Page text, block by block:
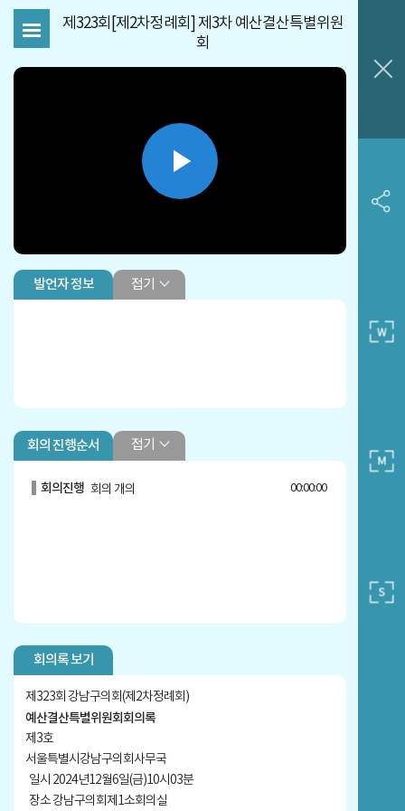
제323회[제2차정례회] 제3차 예산결산특별위원
회
Play
Video
발언자 정보 접기
회의 진행순서 접기
회의진행 회의 개의 00:00:00
회의록 보기
제323회 강남구의회(제2차정례회)
예산결산특별위원회회의록
제3호
서울특별시강남구의회사무국
일시 2024년12월6일(금)10시03분
장소 강남구의회제1소회의실